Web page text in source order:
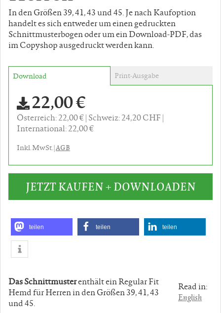
In den Größen 39, 41, 43 und 45. Je nach Kaufoption
handelt es sich entweder um einen gedruckten
Schnittmusterbogen oder um ein Download-PDF, das
im Copyshop ausgedruckt werden kann.
Download Print-Ausgabe
22,00 €
Österreich: 22,00 € Schweiz: 24,20 CHF
International: 22,00 €
Inkl. MwSt. |AGB
JETZT KAUFEN + DOWNLOADEN
teilen teilen teilen
Read in:
English
Das Schnittmusterenthält ein Regular Fit
Hemd für Herren in den Größen 39, 41, 43
und 45.